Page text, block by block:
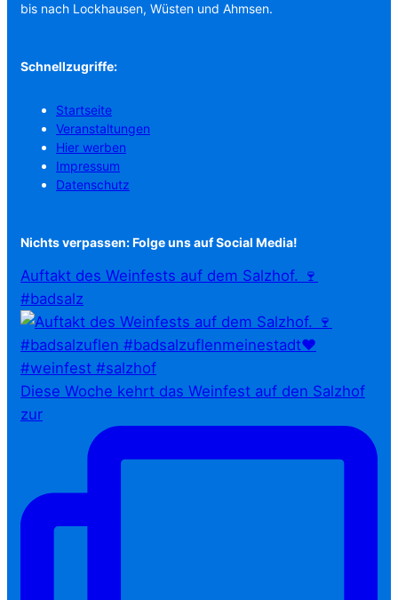
bis nach Lockhausen, Wüsten und Ahmsen.
Schnellzugriffe:
Startseite
Veranstaltungen
Hier werben
Impressum
Datenschutz
Nichts verpassen: Folge uns auf Social Media!
Auftakt des Weinfests auf dem Salzhof. 🍷
#badsalz
Diese Woche kehrt das Weinfest auf den Salzhof
zur